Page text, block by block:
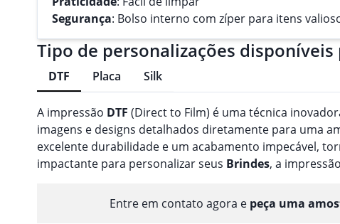
Segurança: Bolso interno com zíper para itens
Tipo de personalizações
DTF Placa Silk
A impressão DTF (Direct to Film) é uma técnica
imagens e designs detalhados diretamente para uma
excelente durabilidade e um acabamento impecável,
impactante para personalizar seus Brindes, a impressão
Entre em contato agora e peça uma